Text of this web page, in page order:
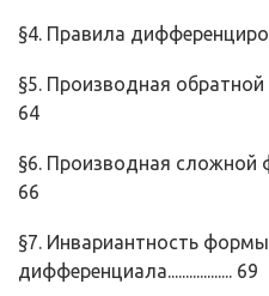
§4. Правила
§5. Производная обратной
64
§6. Производная сложной
66
§7. Инвариантность
дифференциала.................. 69